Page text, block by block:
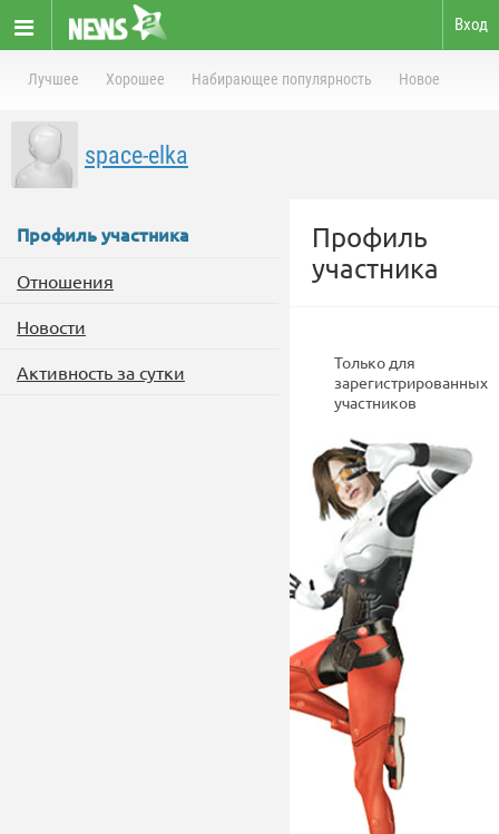
Вход
Лучшее Хорошее Набирающее популярность Новое
space-elka
Профиль участника
Отношения
Новости
Активность за сутки
Профиль
участника
Только для
зарегистрированных
участников